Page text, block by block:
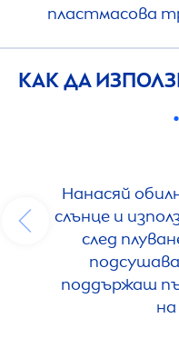
пластмасова
КАК ДА
Нанасяй
слънце и
след
поддържаш